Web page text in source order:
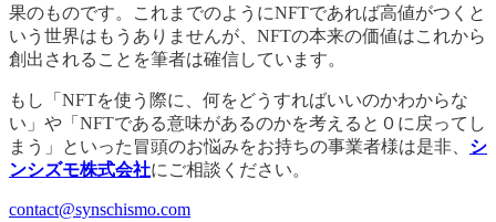
果のものです。これまでのようにNFTであれば高値がつくと
いう世界はもうありませんが、NFTの本来の価値はこれから
創出されることを筆者は確信しています。
もし「NFTを使う際に、何をどうすればいいのかわからな
い」や「NFTである意味があるのかを考えると０に戻ってし
まう」といった冒頭のお悩みをお持ちの事業者様は是非、 シ
ンシズモ株式会社にご相談ください。
contact@synschismo.com